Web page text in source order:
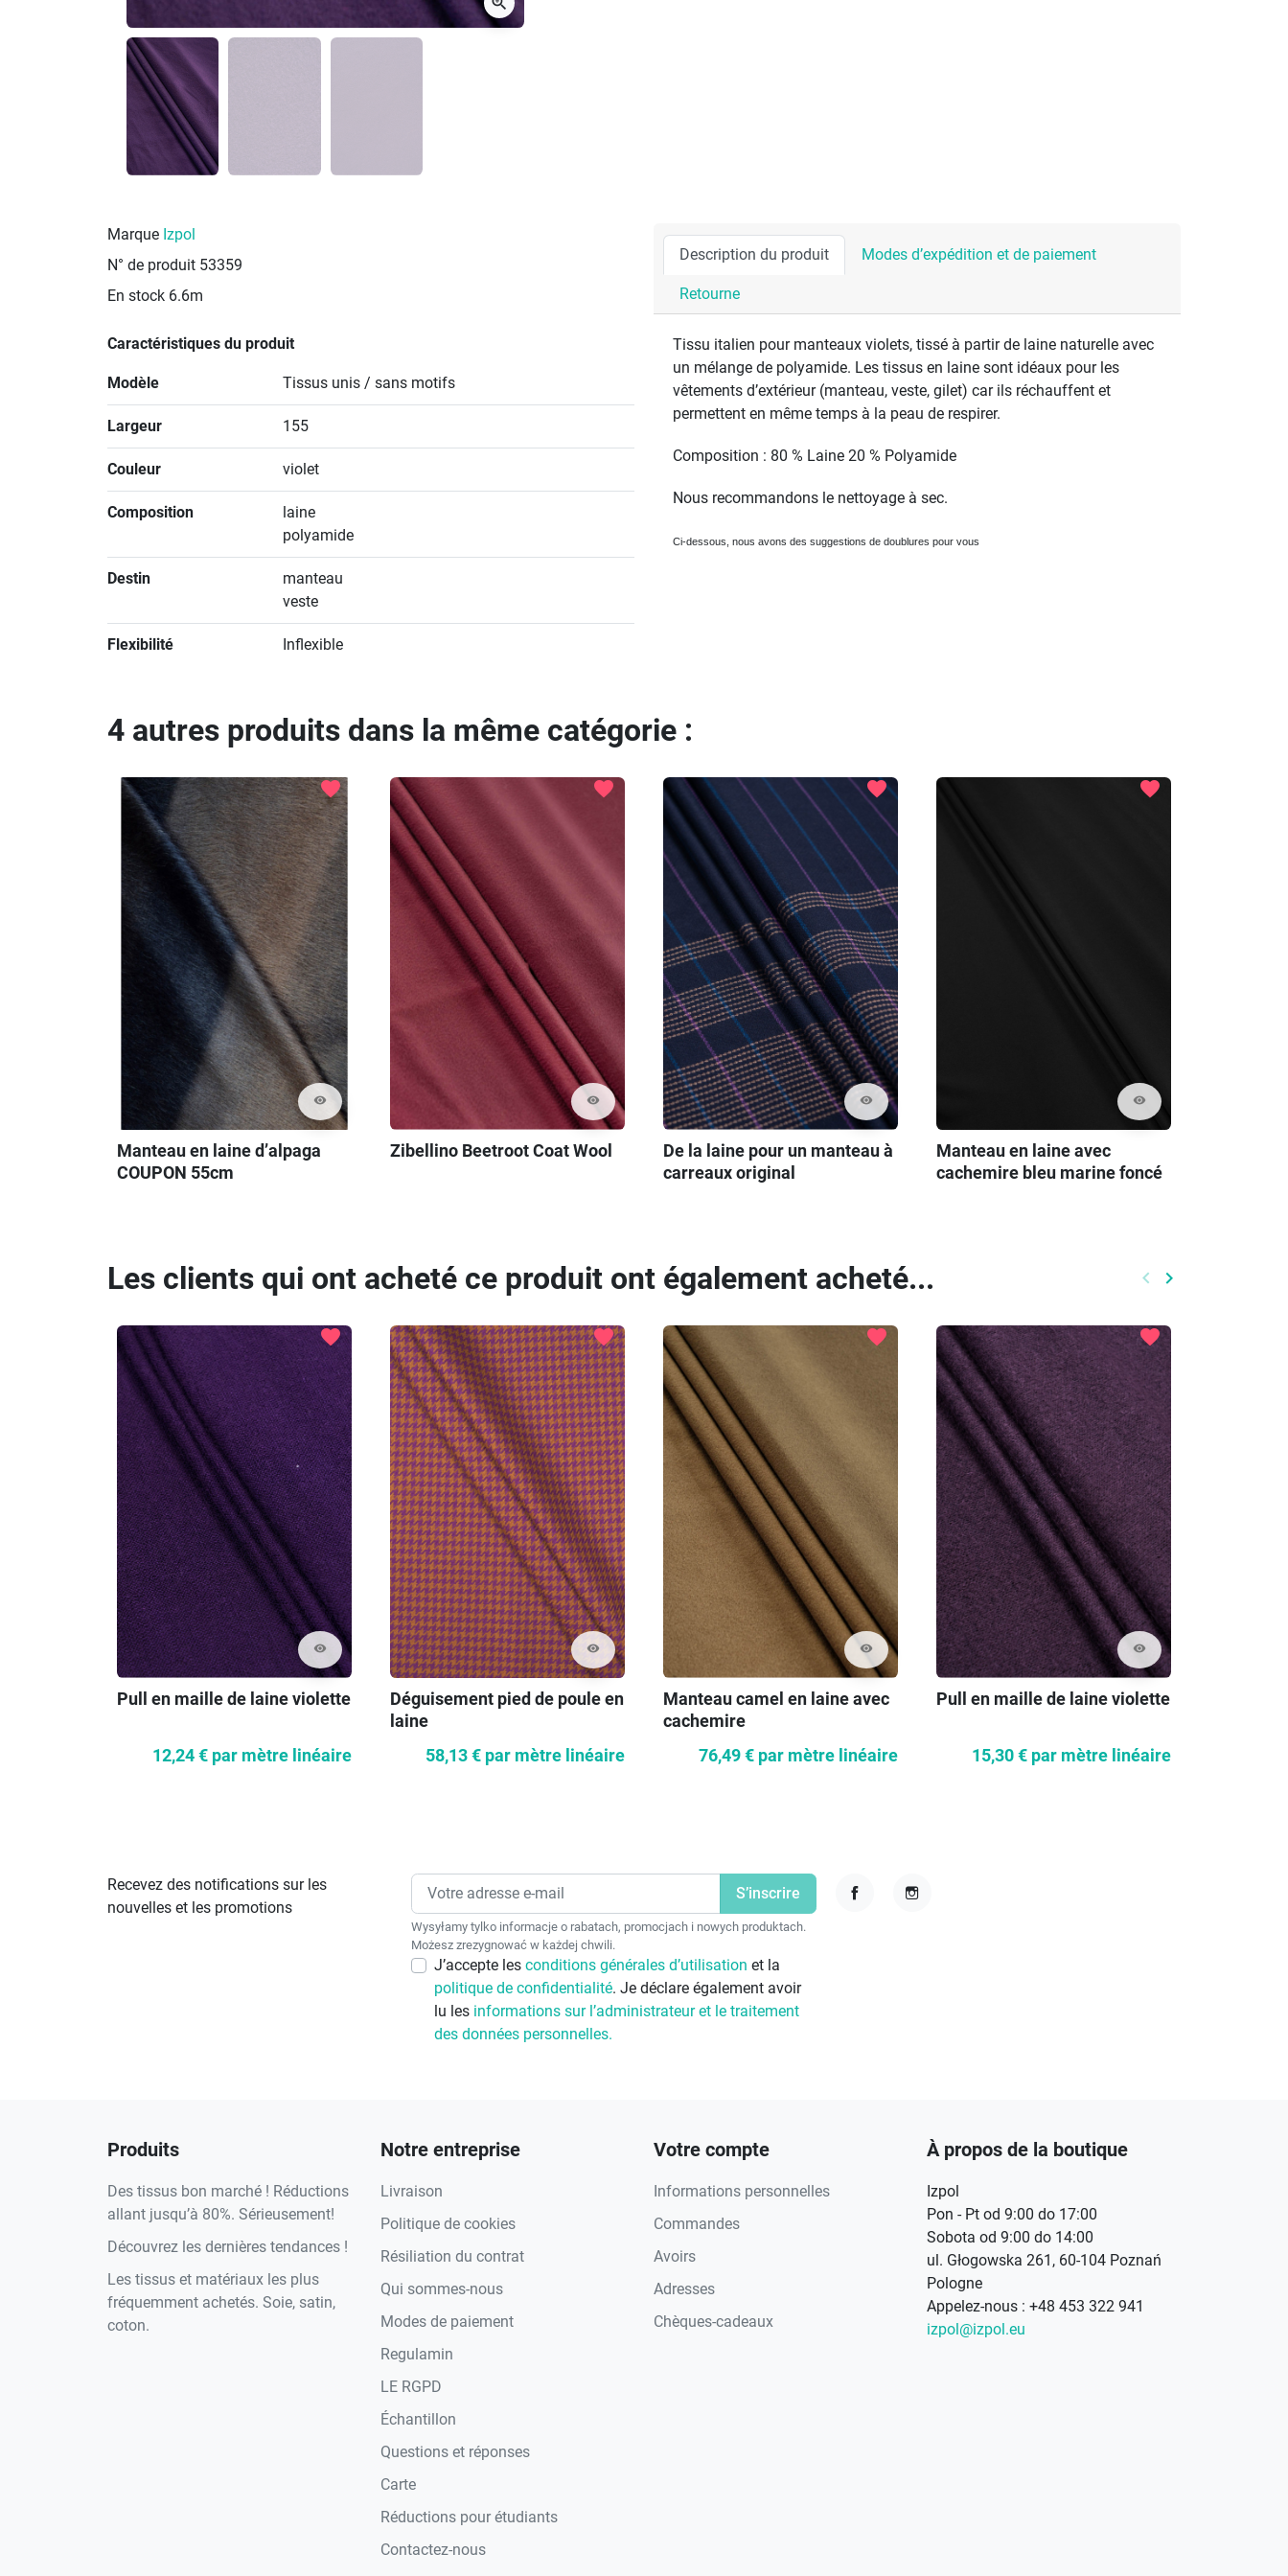
Marque Izpol
N° de produit 53359
En stock 6.6m
Caractéristiques du produit
Modèle Tissus unis / sans motifs
Largeur 155
Couleur violet
Composition
laine
polyamide
Destin
manteau
veste
Flexibilité Inflexible
Description du produit Modes d’expédition et de paiement
Retourne
Tissu italien pour manteaux violets, tissé à partir de laine naturelle avec
un mélange de polyamide. Les tissus en laine sont idéaux pour les
vêtements d’extérieur (manteau, veste, gilet) car ils réchauffent et
permettent en même temps à la peau de respirer.
Composition : 80 % Laine 20 % Polyamide
Nous recommandons le nettoyage à sec.
Ci-dessous, nous avons des suggestions de doublures pour vous
4 autres produits dans la même catégorie :
visibility
favorite
Manteau en laine d’alpaga
COUPON 55cm
visibility
favorite
Zibellino Beetroot Coat Wool
visibility
favorite
De la laine pour un manteau à
carreaux original
visibility
favorite
Manteau en laine avec
cachemire bleu marine foncé
Les clients qui ont acheté ce produit ont également acheté... Précédent
keyboard_arrow_left Prochain
keyboard_arrow_right
visibility
favorite
Pull en maille de laine violette
12,24 € par mètre linéaire
visibility
favorite
Déguisement pied de poule en
laine
58,13 € par mètre linéaire
visibility
favorite
Manteau camel en laine avec
cachemire
76,49 € par mètre linéaire
visibility
favorite
Pull en maille de laine violette
15,30 € par mètre linéaire
Recevez des notifications sur les
nouvelles et les promotions
Wysyłamy tylko informacje o rabatach, promocjach i nowych produktach.
Możesz zrezygnować w każdej chwili.
J’accepte les conditions générales d’utilisation et la
politique de confidentialité. Je déclare également avoir
lu les informations sur l’administrateur et le traitement
des données personnelles.
Produits
Des tissus bon marché ! Réductions
allant jusqu’à 80%. Sérieusement!
Découvrez les dernières tendances !
Les tissus et matériaux les plus
fréquemment achetés. Soie, satin,
coton.
Notre entreprise
Livraison
Politique de cookies
Résiliation du contrat
Qui sommes-nous
Modes de paiement
Regulamin
LE RGPD
Échantillon
Questions et réponses
Carte
Réductions pour étudiants
Contactez-nous
Votre compte
Informations personnelles
Commandes
Avoirs
Adresses
Chèques-cadeaux
À propos de la boutique
Izpol
Pon - Pt od 9:00 do 17:00
Sobota od 9:00 do 14:00
ul. Głogowska 261, 60-104 Poznań
Pologne
Appelez-nous : +48 453 322 941
izpol@izpol.eu